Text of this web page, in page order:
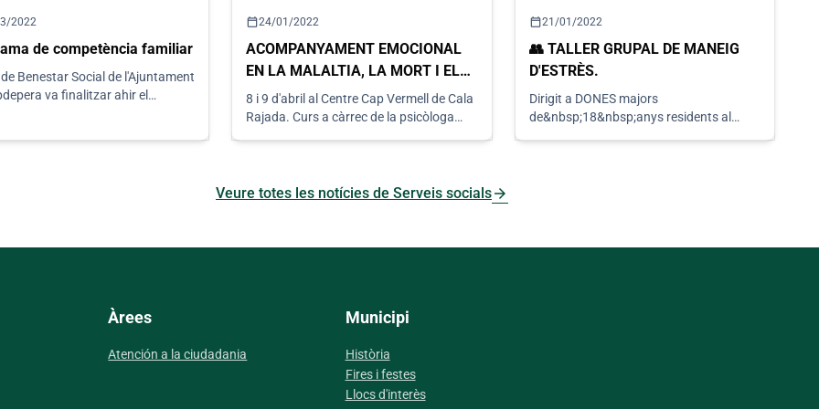
2022
de competència familiar
Benestar Social de l'Ajuntament
va finalitzar ahir el
calendar_today24/01/2022
ACOMPANYAMENT EMOCIONAL
EN LA MALALTIA, LA MORT I EL
DOL
8 i 9 d'abril al Centre Cap Vermell de Cala
Rajada. Curs a càrrec de la psicòloga
calendar_today21/01/2022
👥 TALLER GRUPAL DE MANEIG
D'ESTRÈS.
Dirigit a DONES majors
de&nbsp;18&nbsp;anys residents al
Veure totes les notícies de Serveis socialsarrow_forward
Àrees
Atención a la ciudadania
Municipi
Història
Fires i festes
Llocs d'interès